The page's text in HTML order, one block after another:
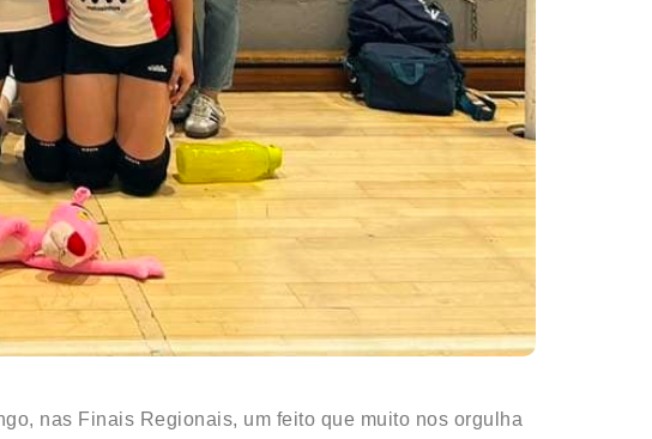
nas Finais Regionais, um feito que muito nos orgulha